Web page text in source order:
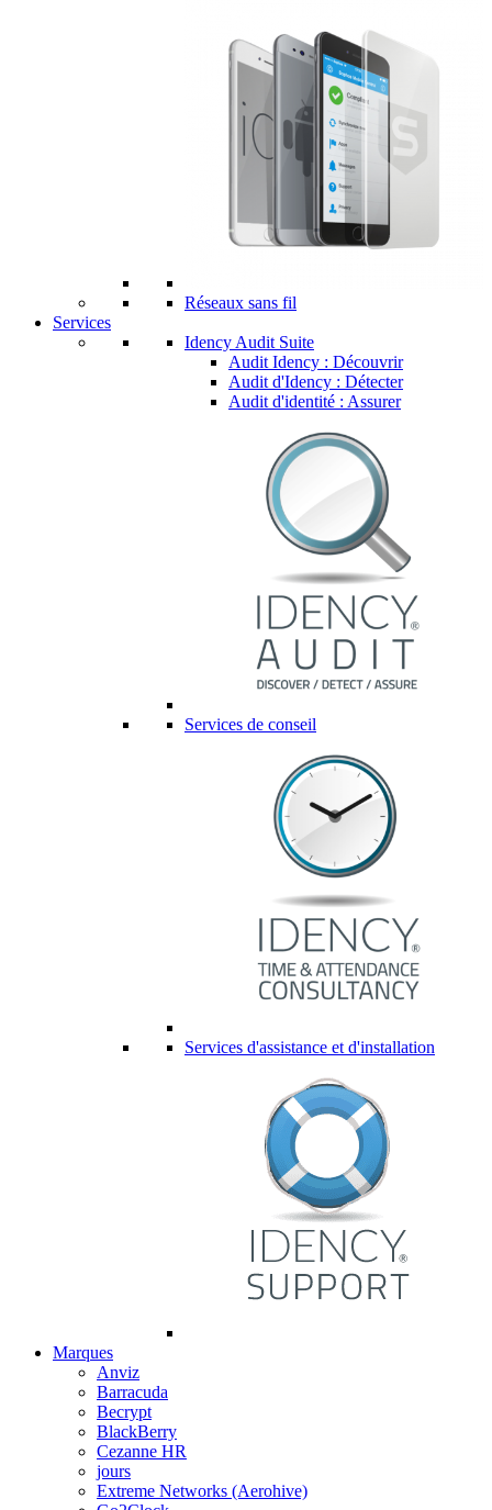
Réseaux sans fil
Services
Idency Audit Suite
Audit Idency : Découvrir
Audit d'Idency : Détecter
Audit d'identité : Assurer
Services de conseil
Services d'assistance et d'installation
Marques
Anviz
Barracuda
Becrypt
BlackBerry
Cezanne HR
jours
Extreme Networks (Aerohive)